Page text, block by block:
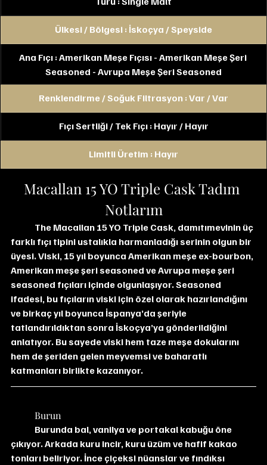
Ülkesi / Bölgesi : İskoçya / Speyside
Ana Fıçı : Amerikan Meşe Fıçısı - Amerikan Meşe Şeri
Seasoned - Avrupa Meşe Şeri Seasoned
Renklendirme / Soğuk Filtrasyon : Var / Var
Fıçı Sertliği / Tek Fıçı : Hayır / Hayır
Limitli Üretim : Hayır
Macallan 15 YO Triple Cask Tadım
Notlarım
The Macallan 15 YO Triple Cask, damıtımevinin üç
farklı fıçı tipini ustalıkla harmanladığı serinin olgun bir
üyesi. Viski, 15 yıl boyunca Amerikan meşe ex-bourbon,
Amerikan meşe şeri seasoned ve Avrupa meşe şeri
seasoned fıçıları içinde olgunlaşıyor. Seasoned
ifadesi, bu fıçıların viski için özel olarak hazırlandığını
ve birkaç yıl boyunca İspanya’da şeriyle
tatlandırıldıktan sonra İskoçya’ya gönderildiğini
anlatıyor. Bu sayede viski hem taze meşe dokularını
hem de şeriden gelen meyvemsi ve baharatlı
katmanları birlikte kazanıyor.
	Burun
çıkıyor. Arkada kuru incir, kuru üzüm ve hafif kakao
tonları beliriyor. İnce çiçeksi nüanslar ve fındıksı